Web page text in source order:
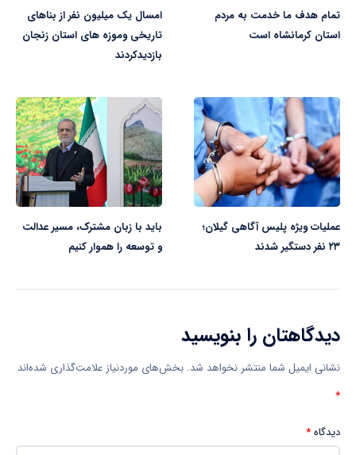
تمام هدف ما خدمت به مردم
استان کرمانشاه است
امسال یک میلیون نفر از بناهای
تاریخی وموزه های استان زنجان
بازدیدکردند
عملیات ویژه پلیس آگاهی گیلان؛
۲۳ نفر دستگیر شدند
باید با زبان مشترک، مسیر عدالت
و توسعه را هموار کنیم
دیدگاهتان را بنویسید
نشانی ایمیل شما منتشر نخواهد شد. بخش‌های موردنیاز علامت‌گذاری شده‌اند
*
دیدگاه*